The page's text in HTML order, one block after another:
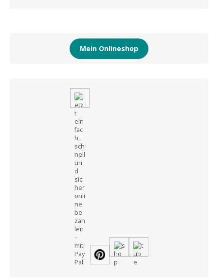
Mein Onlineshop